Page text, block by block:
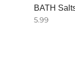
BATH
5.99